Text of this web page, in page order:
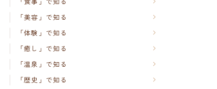
「美容」で知る
「体験」で知る
「癒し」で知る
「温泉」で知る
「歴史」で知る